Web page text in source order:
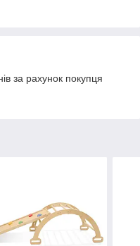
за рахунок покупця